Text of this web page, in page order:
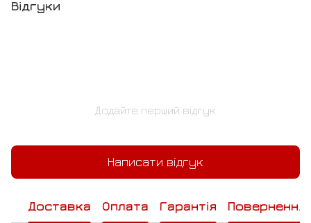
Відгуки
Додайте перший відгук
Написати відгук
Доставка Оплата Гарантія Повернення